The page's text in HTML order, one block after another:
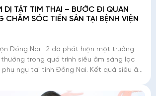
DỊ TẬT TIM THAI – BƯỚC ĐI QUAN
CHĂM SÓC TIỀN SẢN TẠI BỆNH VIỆN
Đồng Nai -2 đã phát hiện một trường
trong quá trình siêu âm sàng lọc
phụ ngụ tại tỉnh Đồng Nai. Kết quả siêu âm